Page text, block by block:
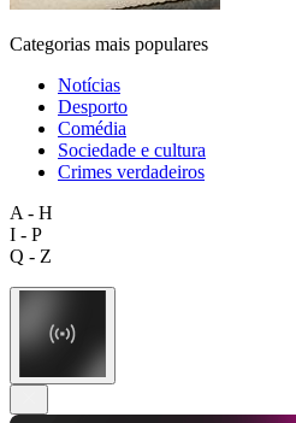
Categorias mais populares
Notícias
Desporto
Comédia
Sociedade e cultura
Crimes verdadeiros
A - H
I - P
Q - Z